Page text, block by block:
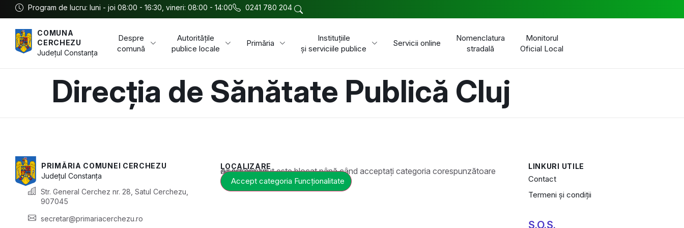
Program de lucru: luni - joi 08:00 - 16:30, vineri: 08:00 - 14:00 0241 780 204
COMUNA
CERCHEZU
JudețulConstanța
Despre
comună
Autoritățile
publice locale
Primăria
Instituțiile
și serviciile publice
Servicii online
Nomenclatura
stradală
Monitorul
Oficial Local
Direcția de Sănătate Publică Cluj
PRIMĂRIA COMUNEI CERCHEZU
JudețulConstanța
Str. General Cerchez nr. 28, Satul Cerchezu,
907045
secretar@primariacerchezu.ro
LOCALIZARE
Acest conținut este blocat până când acceptați categoria corespunzătoare de cookie-uri.
Accept categoria Funcționalitate
LINKURI UTILE
Contact
Termeni și condiții
S.O.S.